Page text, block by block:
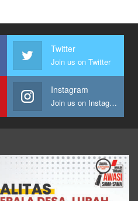
Twitter
Join us on Twitter
Instagram
Join us on Instagram